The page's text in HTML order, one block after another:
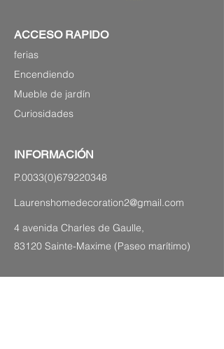
ACCESO RAPIDO
ferias
Encendiendo
Mueble de jardín
Curiosidades
INFORMACIÓN
P.0033(0)679220348
Laurenshomedecoration2@gmail.com
4 avenida Charles de Gaulle,
83120 Sainte-Maxime (Paseo marítimo)